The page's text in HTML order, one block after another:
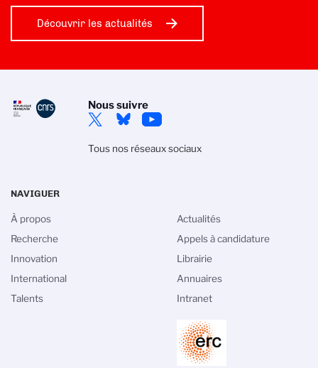
Découvrir les actualités
Nous suivre
Tous nos réseaux sociaux
NAVIGUER
À propos
Recherche
Innovation
International
Talents
Actualités
Appels à candidature
Librairie
Annuaires
Intranet